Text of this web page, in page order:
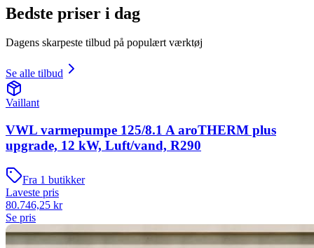
Bedste priser i dag
Dagens skarpeste tilbud på populært værktøj
Se alle tilbud
Vaillant
VWL varmepumpe 125/8.1 A aroTHERM plus
upgrade, 12 kW, Luft/vand, R290
Fra 1 butikker
Laveste pris
80.746,25 kr
Se pris